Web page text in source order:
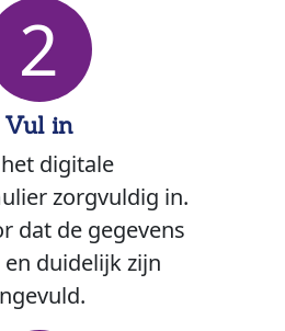
2
Vul in
digitale
zorgvuldig in.
dat de gegevens
duidelijk zijn